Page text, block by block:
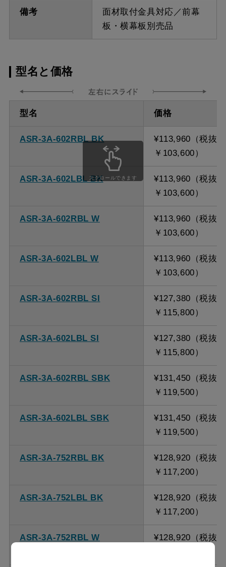
備考
面材取付金具対応／前幕
板・横幕板別売品
型名と価格
型名 価格
ASR-3A-602RBL BK
¥113,960（税抜
￥103,600）
ASR-3A-602LBL BK
¥113,960（税抜
￥103,600）
ASR-3A-602RBL W
¥113,960（税抜
￥103,600）
ASR-3A-602LBL W
¥113,960（税抜
￥103,600）
ASR-3A-602RBL SI
¥127,380（税抜
￥115,800）
ASR-3A-602LBL SI
¥127,380（税抜
￥115,800）
ASR-3A-602RBL SBK
¥131,450（税抜
￥119,500）
ASR-3A-602LBL SBK
¥131,450（税抜
￥119,500）
ASR-3A-752RBL BK
¥128,920（税抜
￥117,200）
ASR-3A-752LBL BK
¥128,920（税抜
￥117,200）
ASR-3A-752RBL W
¥128,920（税抜
スクロールできます